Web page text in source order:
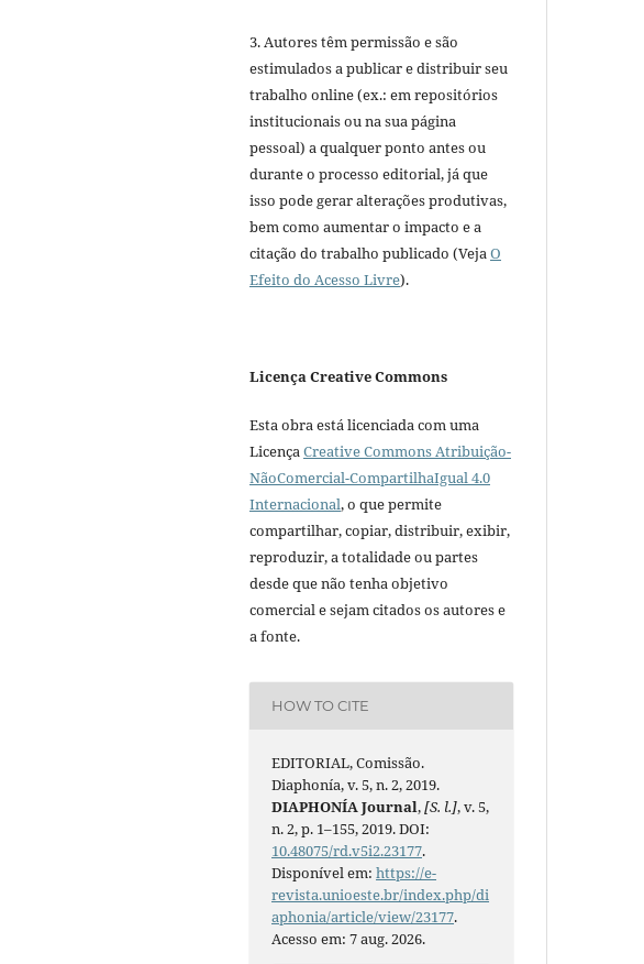
3. Autores têm permissão e são
estimulados a publicar e distribuir seu
trabalho online (ex.: em repositórios
institucionais ou na sua página
pessoal) a qualquer ponto antes ou
durante o processo editorial, já que
isso pode gerar alterações produtivas,
bem como aumentar o impacto e a
citação do trabalho publicado (VejaO
Efeito do Acesso Livre).
Licença Creative Commons
Esta obra está licenciada com uma
LicençaCreative Commons Atribuição-
NãoComercial-CompartilhaIgual 4.0
Internacional, o que permite
compartilhar, copiar, distribuir, exibir,
reproduzir, a totalidade ou partes
desde que não tenha objetivo
comercial e sejam citados os autores e
a fonte.
HOW TO CITE
EDITORIAL, Comissão.
Diaphonía, v. 5, n. 2, 2019.
DIAPHONÍA Journal,[S. l.], v. 5,
n. 2, p. 1–155, 2019. DOI:
10.48075/rd.v5i2.23177.
Disponível em:https://e-
revista.unioeste.br/index.php/di
aphonia/article/view/23177.
Acesso em: 7 aug. 2026.